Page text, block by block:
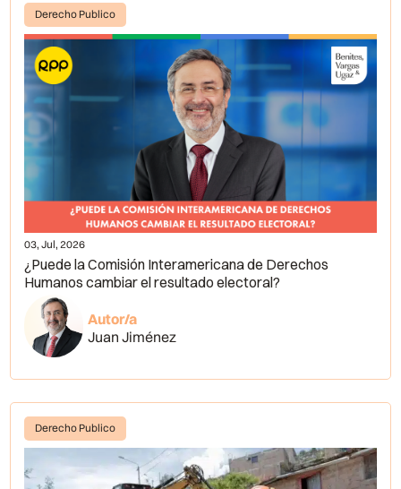
Derecho Publico
03, Jul, 2026
¿Puede la Comisión Interamericana de Derechos
Humanos cambiar el resultado electoral?
Autor/a
Juan Jiménez
Derecho Publico